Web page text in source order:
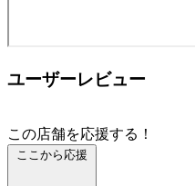
ユーザーレビュー
この店舗を応援する！
ここから応援